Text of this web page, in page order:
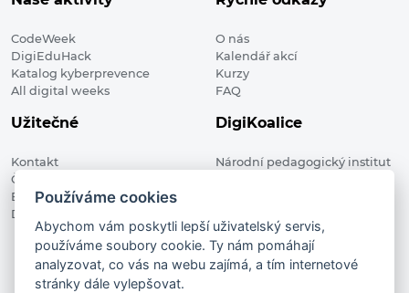
CodeWeek
DigiEduHack
Katalog kyberprevence
All digital weeks
O nás
Kalendář akcí
Kurzy
FAQ
Užitečné
Kontakt
Členské organizace
Blog
Digitalizace ve vzdělávání
DigiKoalice
Národní pedagogický institut
DigiKoalice 2021. All rights reserved
Vstup do administrace
Používáme cookies
Abychom vám poskytli lepší uživatelský servis,
používáme soubory cookie. Ty nám pomáhají
analyzovat, co vás na webu zajímá, a tím internetové
stránky dále vylepšovat.